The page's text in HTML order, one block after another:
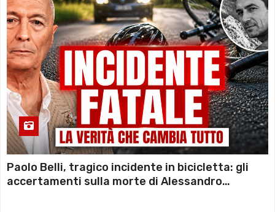
Paolo Belli, tragico incidente in bicicletta: gli
accertamenti sulla morte di Alessandro